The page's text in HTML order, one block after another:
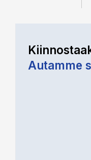
Autamme